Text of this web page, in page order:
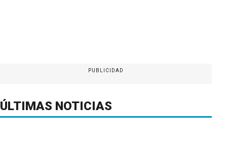
PUBLICIDAD
ÚLTIMAS NOTICIAS